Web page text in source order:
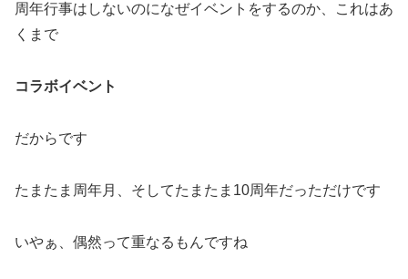
周年行事はしないのになぜイベントをするのか、これはあ
くまで
コラボイベント
だからです
たまたま周年月、そしてたまたま10周年だっただけです
いやぁ、偶然って重なるもんですね